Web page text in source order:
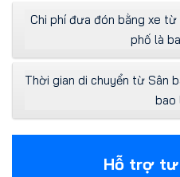
Chi phí đưa đón bằng xe từ
phố là
Thời gian di chuyển từ Sân
bao
Hỗ trợ tư